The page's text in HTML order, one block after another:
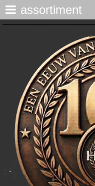
nieuws
lunchroom
de ijsspecialist
flakkeecialiteiten
skitaart
assortiment